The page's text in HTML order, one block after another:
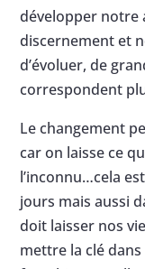
développer notre
discernement et
d’évoluer, de
correspondent
Le changement
car on laisse ce
l’inconnu…cela
jours mais aussi
doit laisser nos
mettre la clé